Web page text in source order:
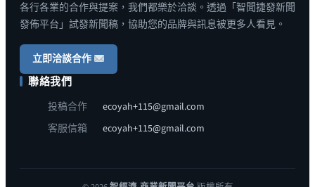
各行各業的合作與提案，我們都樂於洽談。透過「智聞捷發新聞
發佈平台」試發新聞稿，協助您的品牌與訊息被更多人看見。
立即洽談合作
聯絡我們
投稿合作
ecoyah+115@gmail.com
客服信箱
ecoyah+115@gmail.com